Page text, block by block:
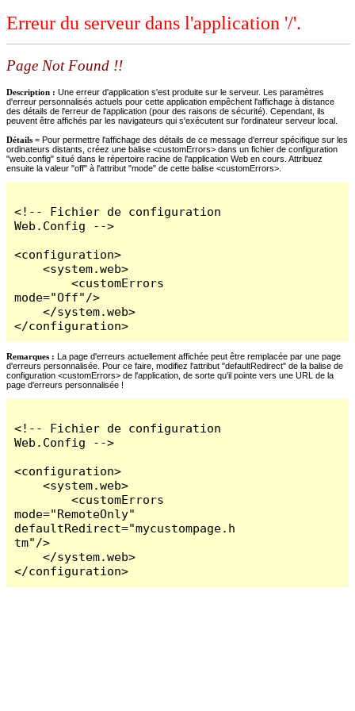
Erreur du serveur dans l'application '/'.
Page Not Found !!
Description : Une erreur d'application s'est produite sur le serveur. Les paramètres
d'erreur personnalisés actuels pour cette application empêchent l'affichage à distance
des détails de l'erreur de l'application (pour des raisons de sécurité). Cependant, ils
peuvent être affichés par les navigateurs qui s'exécutent sur l'ordinateur serveur local.
Détails = Pour permettre l'affichage des détails de ce message d'erreur spécifique sur les
ordinateurs distants, créez une balise <customErrors> dans un fichier de configuration
"web.config" situé dans le répertoire racine de l'application Web en cours. Attribuez
ensuite la valeur "off" à l'attribut "mode" de cette balise <customErrors>.
<!-- Fichier de configuration
Web.Config -->
<configuration>
    <system.web>
        <customErrors
mode="Off"/>
    </system.web>
</configuration>
Remarques : La page d'erreurs actuellement affichée peut être remplacée par une page
d'erreurs personnalisée. Pour ce faire, modifiez l'attribut "defaultRedirect" de la balise de
configuration <customErrors> de l'application, de sorte qu'il pointe vers une URL de la
page d'erreurs personnalisée !
<!-- Fichier de configuration
Web.Config -->
<configuration>
    <system.web>
        <customErrors
mode="RemoteOnly"
defaultRedirect="mycustompage.h
tm"/>
    </system.web>
</configuration>